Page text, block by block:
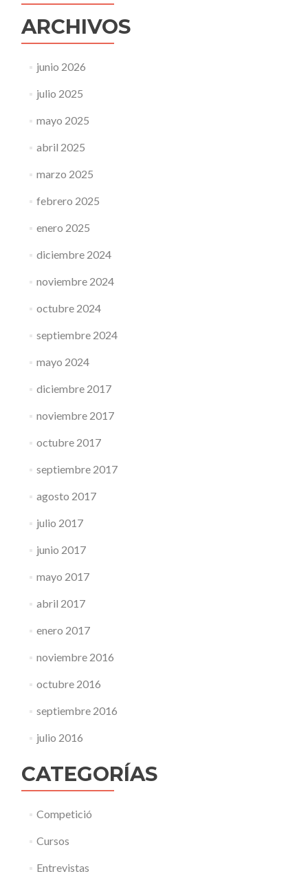
ARCHIVOS
junio 2026
julio 2025
mayo 2025
abril 2025
marzo 2025
febrero 2025
enero 2025
diciembre 2024
noviembre 2024
octubre 2024
septiembre 2024
mayo 2024
diciembre 2017
noviembre 2017
octubre 2017
septiembre 2017
agosto 2017
julio 2017
junio 2017
mayo 2017
abril 2017
enero 2017
noviembre 2016
octubre 2016
septiembre 2016
julio 2016
CATEGORÍAS
Competició
Cursos
Entrevistas